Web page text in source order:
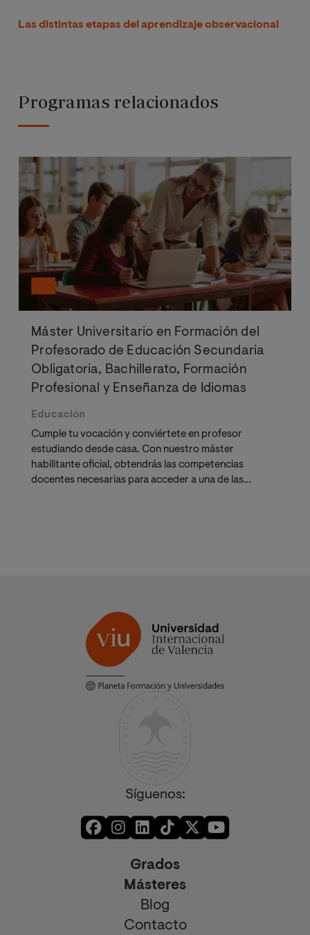
Las distintas etapas del aprendizaje observacional
Programas relacionados
Máster Universitario en Formación del
Profesorado de Educación Secundaria
Obligatoria, Bachillerato, Formación
Profesional y Enseñanza de Idiomas
Educación
Cumple tu vocación y conviértete en profesor
estudiando desde casa. Con nuestro máster
habilitante oficial, obtendrás las competencias
docentes necesarias para acceder a una de las
Síguenos:
Grados
Másteres
Blog
Contacto